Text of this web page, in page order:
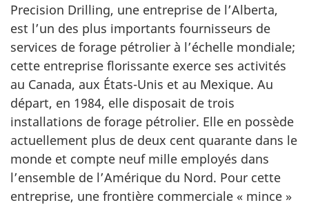
Precision Drilling, une entreprise de l’Alberta,
est l’un des plus importants fournisseurs de
services de forage pétrolier à l’échelle mondiale;
cette entreprise florissante exerce ses activités
au Canada, aux États-Unis et au Mexique. Au
départ, en 1984, elle disposait de trois
installations de forage pétrolier. Elle en possède
actuellement plus de deux cent quarante dans le
monde et compte neuf mille employés dans
l’ensemble de l’Amérique du Nord. Pour cette
entreprise, une frontière commerciale « mince »